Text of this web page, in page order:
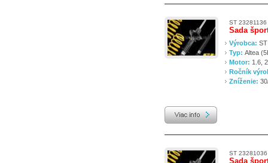
ST 23281136
Sada
Výrobca:
Typ: Altea
Motor: 1.6,
Ročník
Zníženie:
ST 23281036
Sada